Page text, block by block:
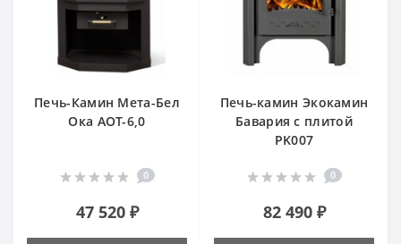
Печь-Камин Мета-Бел
Ока АОТ-6,0
0
47 520 ₽
Печь-камин Экокамин
Бавария с плитой
PK007
0
82 490 ₽